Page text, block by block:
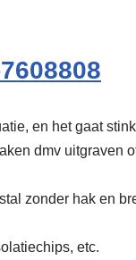
en het gaat
dmv uitgraven
zonder hak en
etc.